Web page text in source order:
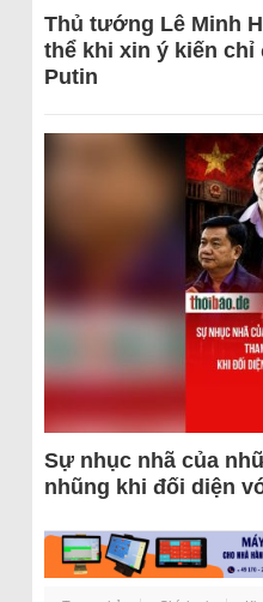
Thủ tướng Lê Minh
thể khi xin ý kiến chỉ
Putin
Sự nhục nhã của
nhũng khi đối diện